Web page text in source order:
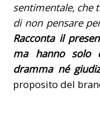
sentimentale, che
di non pensare
Racconta il
ma hanno solo
dramma né
proposito del